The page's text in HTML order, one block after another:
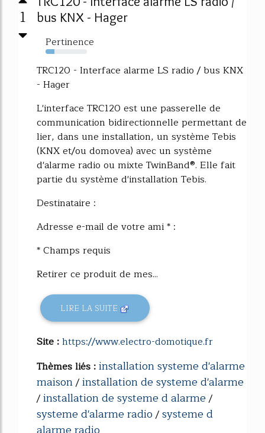
1
bus KNX - Hager
Pertinence
22%
TRC120 - Interface alarme LS radio / bus KNX
- Hager
L'interface TRC120 est une passerelle de
communication bidirectionnelle permettant de
lier, dans une installation, un système Tebis
(KNX et/ou domovea) avec un système
d'alarme radio ou mixte TwinBand®. Elle fait
partie du système d'installation Tebis.
Destinataire :
Adresse e-mail de votre ami * :
* Champs requis
Retirer ce produit de mes...
LIRE LA SUITE
Site :https://www.electro-domotique.fr
Thèmes liés :installation systeme d'alarme
maison/installation de systeme d'alarme
/installation de systeme d alarme/
systeme d'alarme radio/systeme d